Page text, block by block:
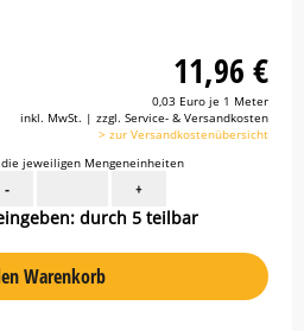
11,96 €
0,03 Euro je 1 Meter
inkl. MwSt. | zzgl. Service- & Versandkosten
> zur Versandkostenübersicht
jeweiligen Mengeneinheiten
- +
durch 5 teilbar
Warenkorb